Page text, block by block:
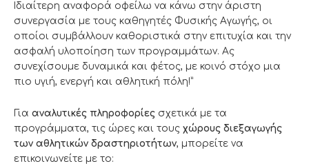
Ιδιαίτερη αναφορά οφείλω να κάνω στην άριστη
συνεργασία με τους καθηγητές Φυσικής Αγωγής, οι
οποίοι συμβάλλουν καθοριστικά στην επιτυχία και την
ασφαλή υλοποίηση των προγραμμάτων. Ας
συνεχίσουμε δυναμικά και φέτος, με κοινό στόχο μια
πιο υγιή, ενεργή και αθλητική πόλη!”
Για αναλυτικές πληροφορίες σχετικά με τα
προγράμματα, τις ώρες και τους χώρους διεξαγωγής
των αθλητικών δραστηριοτήτων, μπορείτε να
επικοινωνείτε με το: